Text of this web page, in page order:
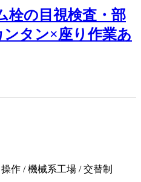
栓の目視検査・部
タン×座り作業あ
作 / 機械系工場 / 交替制